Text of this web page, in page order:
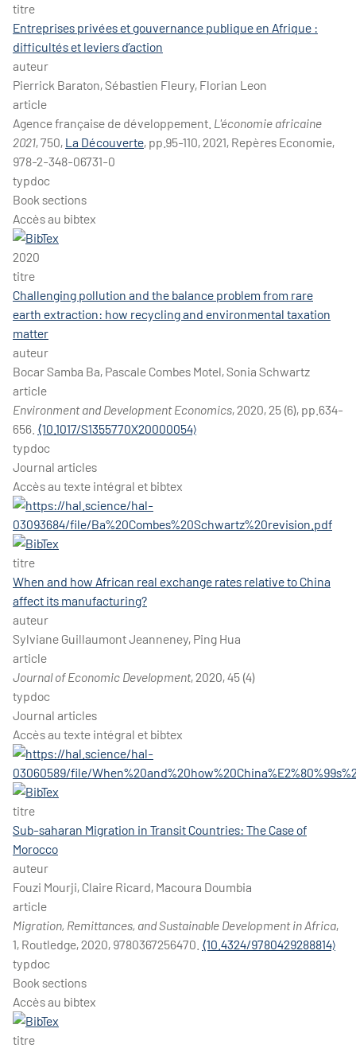
titre
Entreprises privées et gouvernance publique en Afrique :
difficultés et leviers d’action
auteur
Pierrick Baraton, Sébastien Fleury, Florian Leon
article
Agence française de développement. L'économie africaine
2021, 750, La Découverte, pp.95-110, 2021, Repères Economie,
978-2-348-06731-0
typdoc
Book sections
Accès au bibtex
2020
titre
Challenging pollution and the balance problem from rare
earth extraction: how recycling and environmental taxation
matter
auteur
Bocar Samba Ba, Pascale Combes Motel, Sonia Schwartz
article
Environment and Development Economics, 2020, 25 (6), pp.634-
656. ⟨10.1017/S1355770X20000054⟩
typdoc
Journal articles
Accès au texte intégral et bibtex
titre
When and how African real exchange rates relative to China
affect its manufacturing?
auteur
Sylviane Guillaumont Jeanneney, Ping Hua
article
Journal of Economic Development, 2020, 45 (4)
typdoc
Journal articles
Accès au texte intégral et bibtex
titre
Sub-saharan Migration in Transit Countries: The Case of
Morocco
auteur
Fouzi Mourji, Claire Ricard, Macoura Doumbia
article
Migration, Remittances, and Sustainable Development in Africa,
1, Routledge, 2020, 9780367256470. ⟨10.4324/9780429288814⟩
typdoc
Book sections
Accès au bibtex
titre